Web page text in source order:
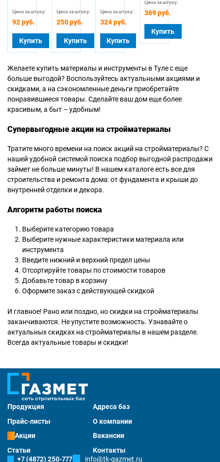
Цена за штуку:
92 руб.
Купить
Цена за штуку:
250 руб.
Купить
Цена за штуку:
324 руб.
Купить
Цена за штуку:
369 руб.
Купить
Желаете купить материалы и инструменты в Туле с еще
больше выгодой? Воспользуйтесь актуальными акциями и
скидками, а на сэкономленные деньги приобретайте
понравившиеся товары. Сделайте ваш дом еще более
красивым, а быт – удобным!
Супервыгодные акции на стройматериалы
Тратите много времени на поиск акций на стройматериалы? С
нашей удобной системой поиска подбор выгодной распродажи
займет не больше минуты! В нашем каталоге есть все для
строительства и ремонта дома: от фундамента и крыши до
внутренней отделки и декора.
Алгоритм работы поиска
Выберите категорию товара
Выберите нужные характеристики материала или
инструмента
Введите нижний и верхний предел цены
Отсортируйте товары по стоимости товаров
Добавьте товар в корзину
Оформите заказ с действующей скидкой
И главное! Рано или поздно, но скидки на стройматериалы
заканчиваются. Не упустите возможность. Узнавайте о
актуальных скидках на стройматериалы в нашем разделе.
Всегда актуальные товары и скидки!
Продукция
Адреса баз
Прайс-листы
О компании
Акции
Вакансии
Статьи
Контакты
+7 (4872) 250-777
info@tk-gazmet.ru